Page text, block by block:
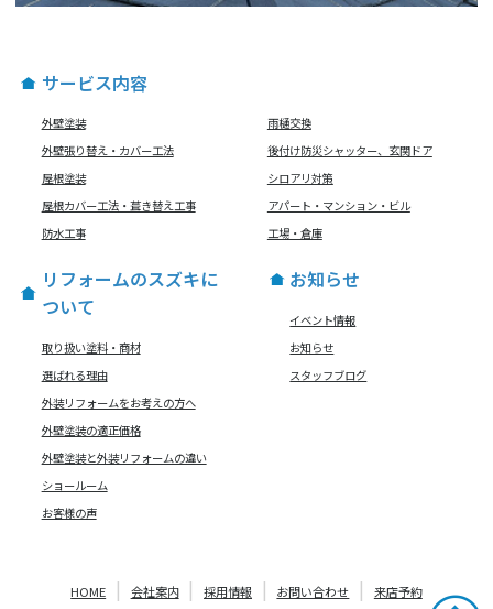
サービス内容
外壁塗装
外壁張り替え・カバー工法
屋根塗装
屋根カバー工法・葺き替え工事
防水工事
雨樋交換
後付け防災シャッター、玄関ドア
シロアリ対策
アパート・マンション・ビル
工場・倉庫
リフォームのスズキに
ついて
取り扱い塗料・商材
選ばれる理由
外装リフォームをお考えの方へ
外壁塗装の適正価格
外壁塗装と外装リフォームの違い
ショールーム
お客様の声
お知らせ
イベント情報
お知らせ
スタッフブログ
HOME 会社案内 採用情報 お問い合わせ 来店予約